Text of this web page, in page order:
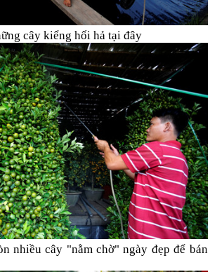
cây kiểng hối hả tại đây
nhiều cây "nằm chờ" ngày đẹp để bán